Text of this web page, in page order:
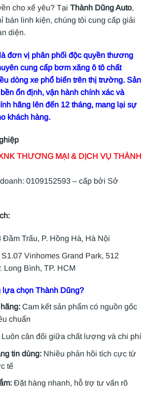
cho xế yêu? Tại Thành Dũng Auto,
bán linh kiện, chúng tôi cung cấp giải
diện.
đơn vị phân phối độc quyền thương
cung cấp bơm xăng ô tô chất
dòng xe phổ biến trên thị trường. Sản
ổn định, vận hành chính xác và
hãng lên đến 12 tháng, mang lại sự
khách hàng.
THƯƠNG MẠI & DỊCH VỤ THÀNH
0109152593 – cấp bởi Sở
Đầm Trấu, P. Hồng Hà, Hà Nội
Vinhomes Grand Park, 512
Long Bình, TP. HCM
lựa chọn Thành Dũng?
Cam kết sản phẩm có nguồn gốc
chuẩn
cân đối giữa chất lượng và chi phí
tin dùng:Nhiều phản hồi tích cực từ
tế
Đặt hàng nhanh, hỗ trợ tư vấn rõ